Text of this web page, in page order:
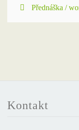
Přednáška /
Kontakt